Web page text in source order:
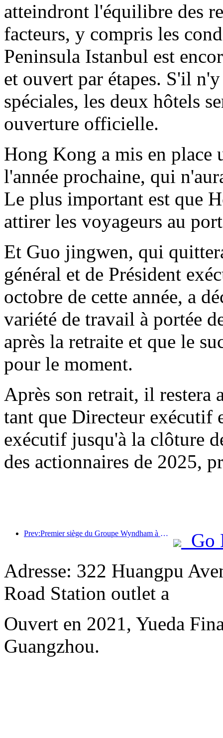
atteindront l'équilibre des
facteurs, y compris les
Peninsula Istanbul est
et ouvert par étapes. S'il
spéciales, les deux hôtels
ouverture officielle.
Hong Kong a mis en place
l'année prochaine, qui
Le plus important est que
attirer les voyageurs au
Et Guo jingwen, qui
général et de Président
octobre de cette année, a
variété de travail à portée
après la retraite et que le
pour le moment.
Après son retrait, il restera
tant que Directeur exécutif
exécutif jusqu'à la clôture
des actionnaires de 2025,
Prev:Premier siège du Groupe Wyndham à Guzhen, Wuzhou, Sichuan
Go
Adresse: 322 Huangpu
Road Station outlet a
Ouvert en 2021, Yueda
Guangzhou.